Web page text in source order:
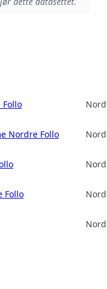
Nordre Follo
Follo